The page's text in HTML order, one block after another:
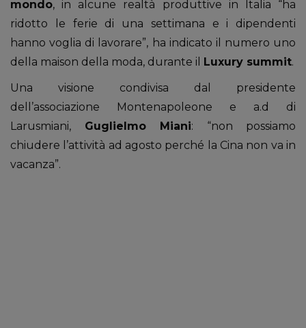
mondo, in alcune realtà produttive in Italia “ha
ridotto le ferie di una settimana e i dipendenti
hanno voglia di lavorare”, ha indicato il numero uno
della maison della moda, durante il Luxury summit.
Una visione condivisa dal presidente
dell’associazione Montenapoleone e a.d di
Larusmiani, Guglielmo Miani: “non possiamo
chiudere l’attività ad agosto perché la Cina non va in
vacanza”.